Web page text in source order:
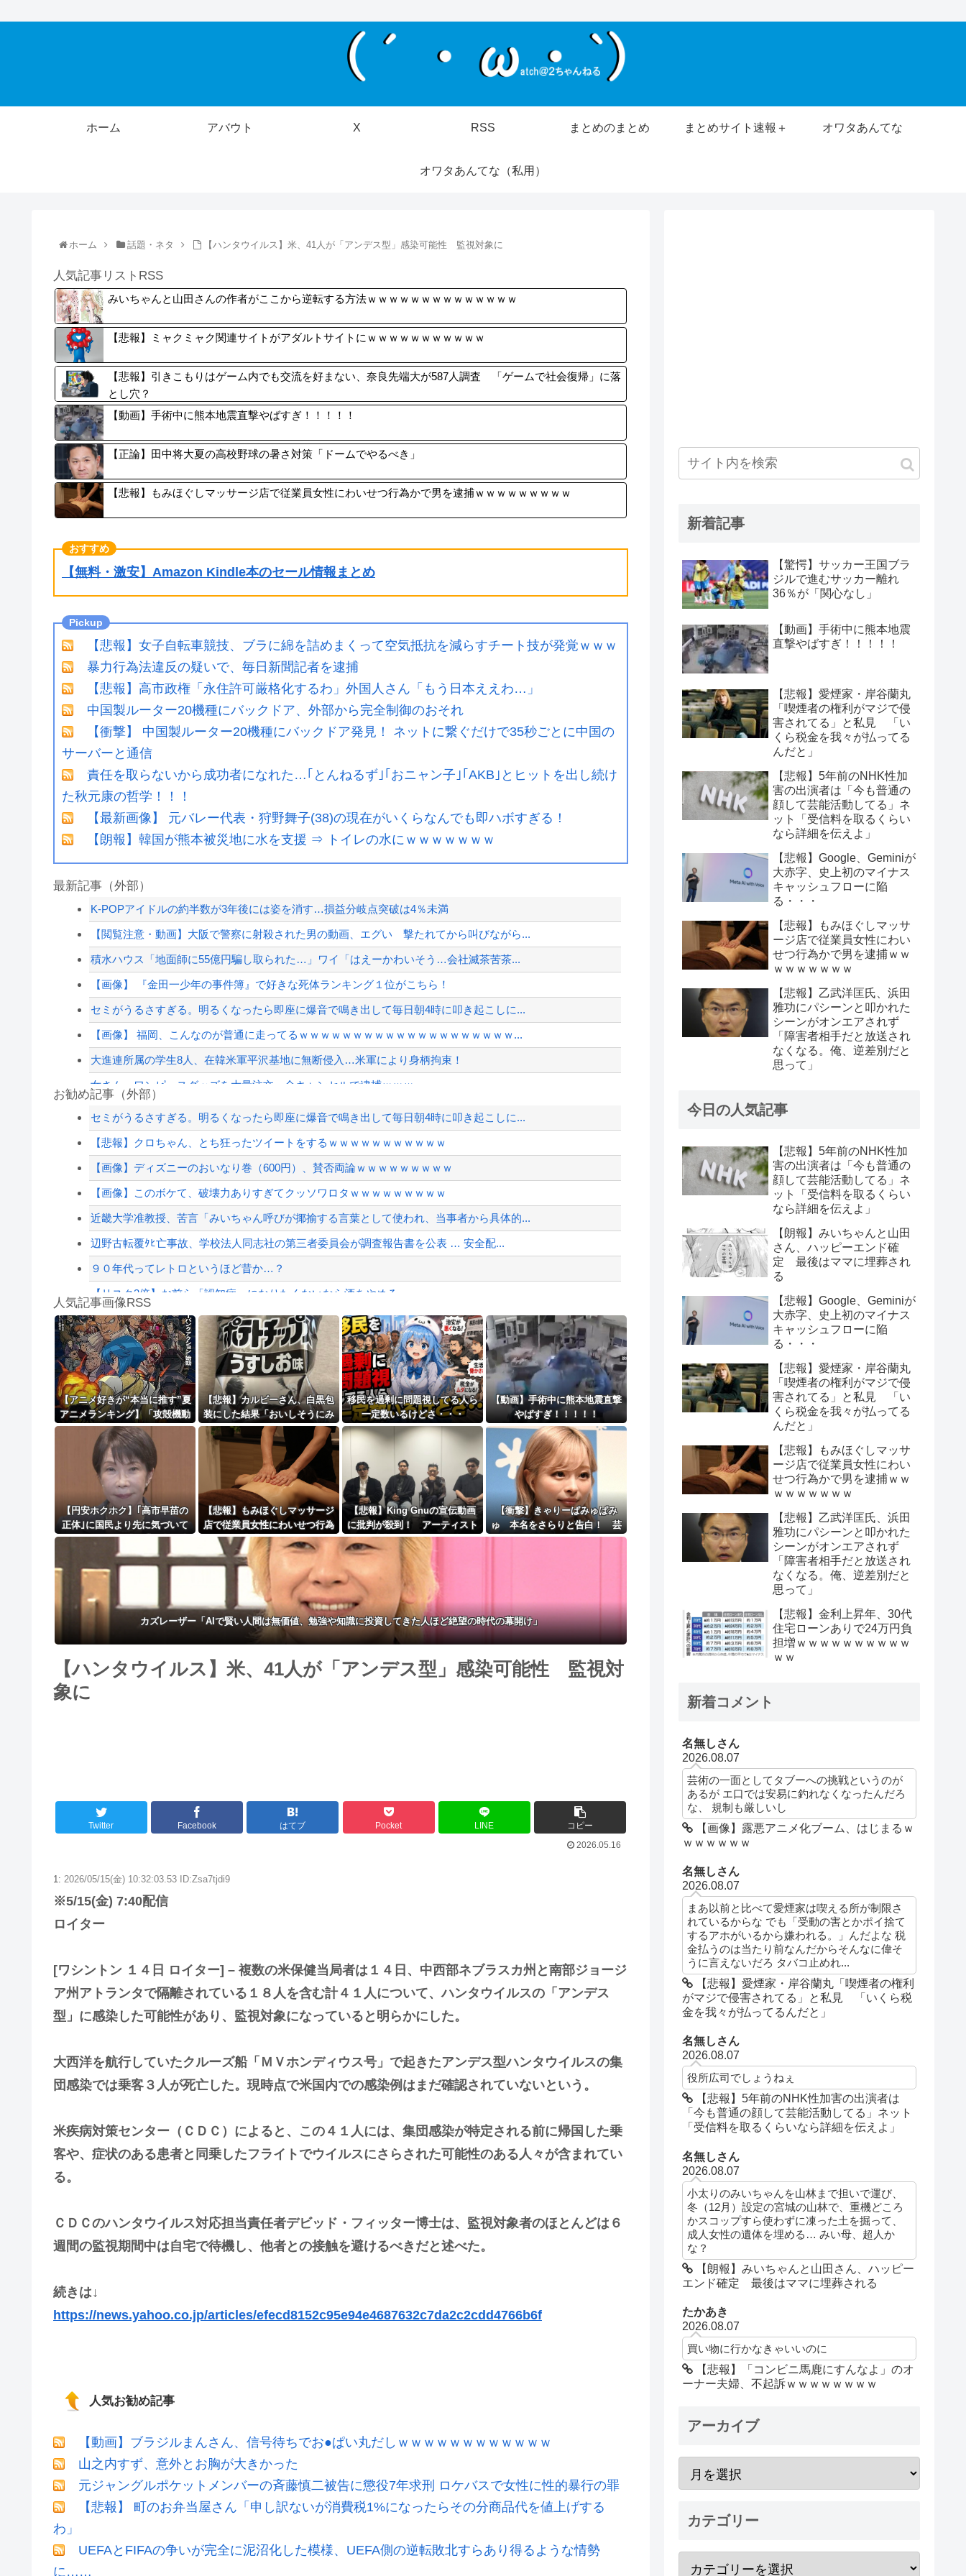
ホーム アバウト X RSS まとめのまとめ まとめサイト速報＋ オワタあんてな
オワタあんてな（私用）
ホーム 話題・ネタ 【ハンタウイルス】米、41人が「アンデス型」感染可能性 監視対象に
人気記事リストRSS
みいちゃんと山田さんの作者がここから逆転する方法ｗｗｗｗｗｗｗｗｗｗｗｗｗｗ
【悲報】ミャクミャク関連サイトがアダルトサイトにｗｗｗｗｗｗｗｗｗｗｗ
【悲報】引きこもりはゲーム内でも交流を好まない、奈良先端大が587人調査 「ゲームで社会復帰」に落
とし穴？
【動画】手術中に熊本地震直撃やばすぎ！！！！！
【正論】田中将大夏の高校野球の暑さ対策「ドームでやるべき」
【悲報】もみほぐしマッサージ店で従業員女性にわいせつ行為かで男を逮捕ｗｗｗｗｗｗｗｗｗ
【無料・激安】Amazon Kindle本のセール情報まとめ
【悲報】女子自転車競技、ブラに綿を詰めまくって空気抵抗を減らすチート技が発覚ｗｗｗ
暴力行為法違反の疑いで、毎日新聞記者を逮捕
【悲報】高市政権「永住許可厳格化するわ」外国人さん「もう日本ええわ…」
中国製ルーター20機種にバックドア、外部から完全制御のおそれ
【衝撃】 中国製ルーター20機種にバックドア発見！ ネットに繋ぐだけで35秒ごとに中国の
サーバーと通信
責任を取らないから成功者になれた…｢とんねるず｣｢おニャン子｣｢AKB｣とヒットを出し続け
た秋元康の哲学！！！
【最新画像】 元バレー代表・狩野舞子(38)の現在がいくらなんでも即ハボすぎる！
【朗報】韓国が熊本被災地に水を支援 ⇒ トイレの水にｗｗｗｗｗｗｗ
最新記事（外部）
K-POPアイドルの約半数が3年後には姿を消す…損益分岐点突破は4％未満
【閲覧注意・動画】大阪で警察に射殺された男の動画、エグい 撃たれてから叫びながら...
積水ハウス「地面師に55億円騙し取られた…」ワイ「はえーかわいそう…会社滅茶苦茶...
【画像】 『金田一少年の事件簿』で好きな死体ランキング１位がこちら！
セミがうるさすぎる。明るくなったら即座に爆音で鳴き出して毎日朝4時に叩き起こしに...
【画像】 福岡、こんなのが普通に走ってるｗｗｗｗｗｗｗｗｗｗｗｗｗｗｗｗｗｗｗｗ...
大進連所属の学生8人、在韓米軍平沢基地に無断侵入…米軍により身柄拘束！
女さん、ワンピースグッズを大量注文→全キャンセルで逮捕ｗｗｗ
ウクライナ、ついに力尽きる
【動画】謎の女剣士が陰好み
【草】アル中「水飲みたくない！」 グラス「はい転倒」
【悲報】嫁に15年間嘘つかれてて心が壊れてるから相手してくれ
【配信者】「金バエ」のSNS更新が1週間途絶え、様々な憶測が飛び交う。1週間ぶり...
【緊急速報】NYで警官が黒人男性の首を絞め、暴動第二波不可避へ
Powered by livedoor 相互RSS
お勧め記事（外部）
セミがうるさすぎる。明るくなったら即座に爆音で鳴き出して毎日朝4時に叩き起こしに...
【悲報】クロちゃん、とち狂ったツイートをするｗｗｗｗｗｗｗｗｗｗｗ
【画像】ディズニーのおいなり巻（600円）、賛否両論ｗｗｗｗｗｗｗｗｗ
【画像】このボケて、破壊力ありすぎてクッソワロタｗｗｗｗｗｗｗｗｗ
近畿大学准教授、苦言「みいちゃん呼びが揶揄する言葉として使われ、当事者から具体的...
辺野古転覆ﾀﾋ亡事故、学校法人同志社の第三者委員会が調査報告書を公表 … 安全配...
９０年代ってレトロというほど昔か…？
【リスク3倍】お前ら「認知症」になりたくないなら酒をやめろ
【動画】両方馬鹿（笑）ミニストップでトラックと衝突したドラレコが（ノ∇`）
白石「あ、あきら様……？」あきら「……白石」
8/4のニュース
日本旅行キャンセルすべきか…1万年ぶり史上最大級の火山の兆し＝韓国の反応
更新中止のお知らせ
海外「おめでとうタキ！」リヴァプール南野がバースデーゴール！！
Powered by livedoor 相互RSS
人気記事画像RSS
【アニメ好きが“本当に推す”夏
アニメランキング】「攻殻機動
隊」「天幕のジャードゥーガ
ル」「無職転生」が上位争い
【悲報】カルビーさん、白黒包
装にした結果「おいしそうにみ
えない」4週連続減・・・
移民を過剰に問題視してる人ら
一定数いるけどさ・・・
【動画】手術中に熊本地震直撃
やばすぎ！！！！！
【円安ホクホク】｢高市早苗の
正体｣に国民より先に気づいて
いた…海外投資家が｢日本経済
を壊す首相｣だと確信した残念
発言
【悲報】もみほぐしマッサージ
店で従業員女性にわいせつ行為
かで男を逮捕ｗｗｗｗｗｗｗｗ
ｗ
【悲報】King Gnuの宣伝動画
に批判が殺到！ アーティスト
に“好感度”ばかり求める時代へ
の違和感
【衝撃】きゃりーぱみゅぱみ
ゅ 本名をさらりと告白！ 芸
名の由来も明かす！！
カズレーザー「AIで賢い人間は無価値、勉強や知識に投資してきた人ほど絶望の時代の幕開け」
【ハンタウイルス】米、41人が「アンデス型」感染可能性 監視対
象に
Twitter Facebook はてブ Pocket LINE
コピー
2026.05.16
1: 2026/05/15(金) 10:32:03.53 ID:Zsa7tjdi9
※5/15(金) 7:40配信
ロイター
[ワシントン １４日 ロイター] – 複数の米保健当局者は１４日、中西部ネブラスカ州と南部ジョージ
ア州アトランタで‌隔離されている１８人を含む計４１人について、ハンタウイル⁠スの「アンデス
型」に感染した可能性があり、監視対象になっていると明らかにした。
大西洋を航行してい​たクルーズ船「ＭＶホンディウス号」で起きたアンデス型ハンタウイルスの集
団感染では乗客３人が死亡し‌た。現時点で米国内での感染例はまだ確認されていないという。
米疾病対策センター（ＣＤＣ）によると、この４１人には、集団‌感染が特定される前に帰国‌した乗
客や、症状のある患者と同乗した​フライトでウイルスにさらされた可能性のある人々が含まれてい
る。
ＣＤＣのハンタ‌ウイルス対応担当責任者デビッド・フィッター博士は、監視対象者のほとん‌どは６
週間の監視期間中は​自宅で待機し、他者との接触を避けるべきだと述‌べた。
続きは↓
https://news.yahoo.co.jp/articles/efecd8152c95e94e4687632c7da2c2cdd4766b6f
人気お勧め記事
【動画】ブラジルまんさん、信号待ちでお●ぱい丸だしｗｗｗｗｗｗｗｗｗｗｗｗ
山之内すず、意外とお胸が大きかった
元ジャングルポケットメンバーの斉藤慎二被告に懲役7年求刑 ロケバスで女性に性的暴行の罪
【悲報】 町のお弁当屋さん「申し訳ないが消費税1%になったらその分商品代を値上げする
わ」
UEFAとFIFAの争いが完全に泥沼化した模様、UEFA側の逆転敗北すらあり得るような情勢
に……
新着記事
【驚愕】サッカー王国ブラ
ジルで進むサッカー離れ
36％が「関心なし」
【動画】手術中に熊本地震
直撃やばすぎ！！！！！
【悲報】愛煙家・岸谷蘭丸
「喫煙者の権利がマジで侵
害されてる」と私見 「い
くら税金を我々が払ってる
んだと」
【悲報】5年前のNHK性加
害の出演者は「今も普通の
顔して芸能活動してる」ネ
ット「受信料を取るくらい
なら詳細を伝えよ」
【悲報】Google、Geminiが
大赤字、史上初のマイナス
キャッシュフローに陥
る・・・
【悲報】もみほぐしマッサ
ージ店で従業員女性にわい
せつ行為かで男を逮捕ｗｗ
ｗｗｗｗｗｗｗ
【悲報】乙武洋匡氏、浜田
雅功にパシーンと叩かれた
シーンがオンエアされず
「障害者相手だと放送され
なくなる。俺、逆差別だと
思って」
今日の人気記事
【悲報】5年前のNHK性加
害の出演者は「今も普通の
顔して芸能活動してる」ネ
ット「受信料を取るくらい
なら詳細を伝えよ」
【朗報】みいちゃんと山田
さん、ハッピーエンド確
定 最後はママに埋葬され
る
【悲報】Google、Geminiが
大赤字、史上初のマイナス
キャッシュフローに陥
る・・・
【悲報】愛煙家・岸谷蘭丸
「喫煙者の権利がマジで侵
害されてる」と私見 「い
くら税金を我々が払ってる
んだと」
【悲報】もみほぐしマッサ
ージ店で従業員女性にわい
せつ行為かで男を逮捕ｗｗ
ｗｗｗｗｗｗｗ
【悲報】乙武洋匡氏、浜田
雅功にパシーンと叩かれた
シーンがオンエアされず
「障害者相手だと放送され
なくなる。俺、逆差別だと
思って」
【悲報】金利上昇年、30代
住宅ローンありで24万円負
担増ｗｗｗｗｗｗｗｗｗｗ
ｗｗ
新着コメント
名無しさん
2026.08.07
芸術の一面としてタブーへの挑戦というのが
あるが エ口では安易に釣れなくなったんだろ
な、 規制も厳しいし
【画像】露悪アニメ化ブーム、はじまるｗ
ｗｗｗｗｗｗ
名無しさん
2026.08.07
まあ以前と比べて愛煙家は喫える所が制限さ
れているからな でも「受動の害とかポイ捨て
するアホがいるから嫌われる。」んだよな 税
金払うのは当たり前なんだからそんなに偉そ
うに言えないだろ タバコ止めれ...
【悲報】愛煙家・岸谷蘭丸「喫煙者の権利
がマジで侵害されてる」と私見 「いくら税
金を我々が払ってるんだと」
名無しさん
2026.08.07
役所広司でしょうねぇ
【悲報】5年前のNHK性加害の出演者は
「今も普通の顔して芸能活動してる」ネット
「受信料を取るくらいなら詳細を伝えよ」
名無しさん
2026.08.07
小太りのみいちゃんを山林まで担いで運び、
冬（12月）設定の宮城の山林で、重機どころ
かスコップすら使わずに凍った土を掘って、
成人女性の遺体を埋める… みい母、超人か
な？
【朗報】みいちゃんと山田さん、ハッピー
エンド確定 最後はママに埋葬される
たかあき
2026.08.07
買い物に行かなきゃいいのに
【悲報】「コンビニ馬鹿にすんなよ」のオ
ーナー夫婦、不起訴ｗｗｗｗｗｗｗｗ
アーカイブ
カテゴリー